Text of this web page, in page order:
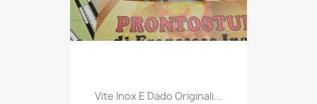
Vite Inox E Dado Originali...